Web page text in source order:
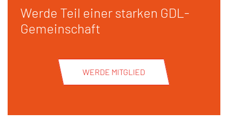
Werde Teil einer starken GDL-
Gemeinschaft
WERDE MITGLIED